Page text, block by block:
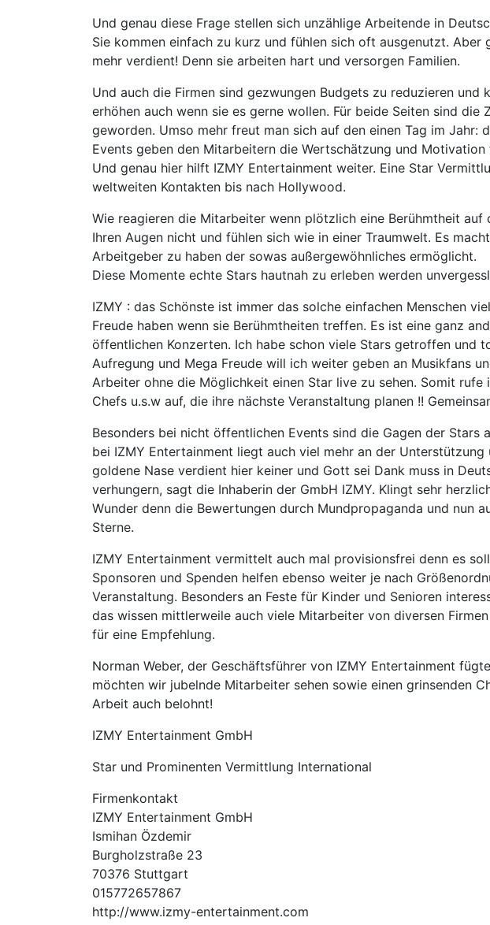
Und genau diese Frage stellen sich unzählige Arbeitende in
Sie kommen einfach zu kurz und fühlen sich oft ausgenutzt. Aber
mehr verdient! Denn sie arbeiten hart und versorgen Familien.
Und auch die Firmen sind gezwungen Budgets zu reduzieren und
erhöhen auch wenn sie es gerne wollen. Für beide Seiten sind die
geworden. Umso mehr freut man sich auf den einen Tag im Jahr:
Events geben den Mitarbeitern die Wertschätzung und Motivation
Und genau hier hilft IZMY Entertainment weiter. Eine Star
weltweiten Kontakten bis nach Hollywood.
Wie reagieren die Mitarbeiter wenn plötzlich eine Berühmtheit auf
Ihren Augen nicht und fühlen sich wie in einer Traumwelt. Es
Arbeitgeber zu haben der sowas außergewöhnliches ermöglicht.
Diese Momente echte Stars hautnah zu erleben werden
IZMY : das Schönste ist immer das solche einfachen Menschen
Freude haben wenn sie Berühmtheiten treffen. Es ist eine ganz
öffentlichen Konzerten. Ich habe schon viele Stars getroffen und
Aufregung und Mega Freude will ich weiter geben an Musikfans
Arbeiter ohne die Möglichkeit einen Star live zu sehen. Somit rufe
Chefs u.s.w auf, die ihre nächste Veranstaltung planen !!
Besonders bei nicht öffentlichen Events sind die Gagen der Stars
bei IZMY Entertainment liegt auch viel mehr an der Unterstützung
goldene Nase verdient hier keiner und Gott sei Dank muss in
verhungern, sagt die Inhaberin der GmbH IZMY. Klingt sehr
Wunder denn die Bewertungen durch Mundpropaganda und nun
Sterne.
IZMY Entertainment vermittelt auch mal provisionsfrei denn es
Sponsoren und Spenden helfen ebenso weiter je nach
Veranstaltung. Besonders an Feste für Kinder und Senioren
das wissen mittlerweile auch viele Mitarbeiter von diversen
für eine Empfehlung.
Norman Weber, der Geschäftsführer von IZMY Entertainment
möchten wir jubelnde Mitarbeiter sehen sowie einen grinsenden
Arbeit auch belohnt!
IZMY Entertainment GmbH
Star und Prominenten Vermittlung International
Firmenkontakt
IZMY Entertainment GmbH
Ismihan Özdemir
Burgholzstraße 23
70376 Stuttgart
015772657867
http://www.izmy-entertainment.com